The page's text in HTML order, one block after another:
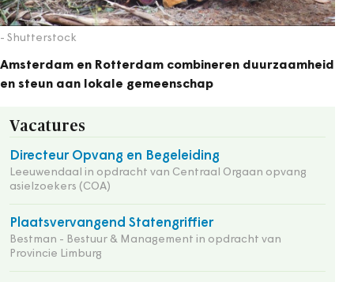
- Shutterstock
Amsterdam en Rotterdam combineren duurzaamheid
en steun aan lokale gemeenschap
Vacatures
Directeur Opvang en Begeleiding
Leeuwendaal in opdracht van Centraal Orgaan opvang
asielzoekers (COA)
Plaatsvervangend Statengriffier
Bestman - Bestuur & Management in opdracht van
Provincie Limburg